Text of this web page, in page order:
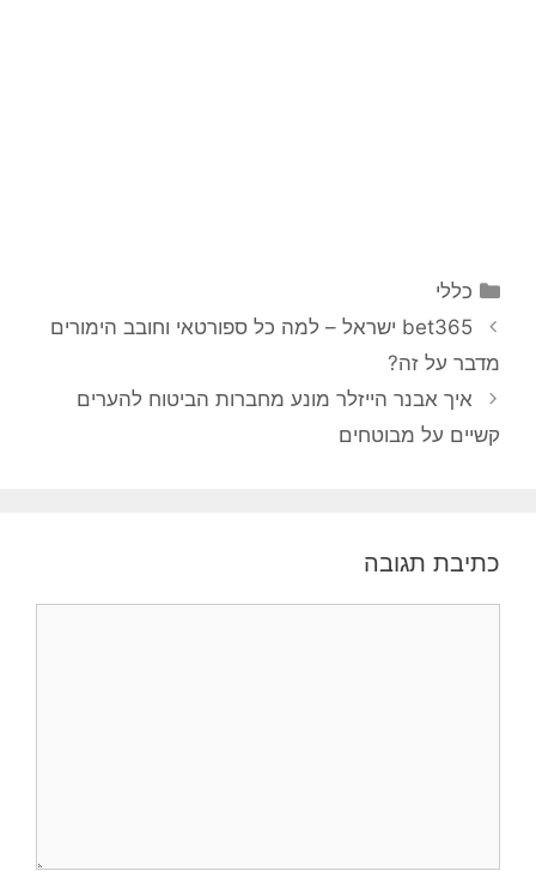
קטגוריות
כללי
ניווט
bet365 ישראל – למה כל ספורטאי וחובב הימורים
מדבר על זה?
איך אבנר הייזלר מונע מחברות הביטוח להערים
קשיים על מבוטחים
כתיבת תגובה